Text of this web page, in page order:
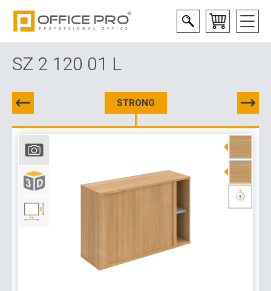
SZ 2 120 01 L
STRONG